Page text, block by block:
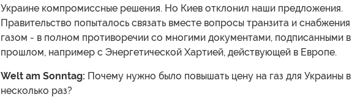
Украине компромиссные решения. Но Киев отклонил наши предложения.
Правительство попыталось связать вместе вопросы транзита и снабжения
газом - в полном противоречии со многими документами, подписанными в
прошлом, например с Энергетической Хартией, действующей в Европе.
Welt am Sonntag: Почему нужно было повышать цену на газ для Украины в
несколько раз?